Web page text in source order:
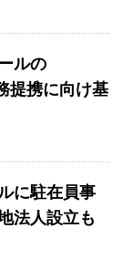
ルの
提携に向け基
に駐在員事
法人設立も